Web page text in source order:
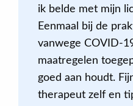
ik belde met mijn
Eenmaal bij de
vanwege COVID-
maatregelen
goed aan houdt.
therapeut zelf en